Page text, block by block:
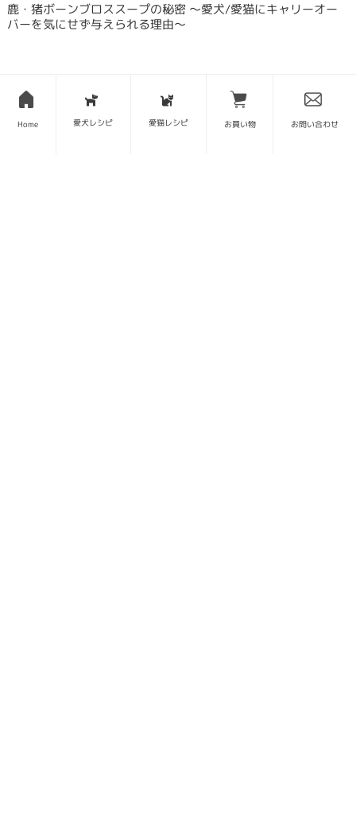
鹿・猪ボーンブロススープの秘密 〜愛犬/愛猫にキャリーオー
バーを気にせず与えられる理由〜
Home 愛犬レシピ 愛猫レシピ お買い物 お問い合わせ